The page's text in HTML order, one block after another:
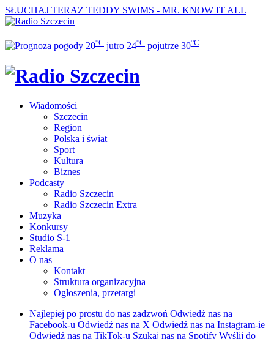
SŁUCHAJ TERAZ TEDDY SWIMS - MR. KNOW IT ALL
20°C jutro 24°C pojutrze 30°C
Wiadomości
Szczecin
Region
Polska i świat
Sport
Kultura
Biznes
Podcasty
Radio Szczecin
Radio Szczecin Extra
Muzyka
Konkursy
Studio S-1
Reklama
O nas
Kontakt
Struktura organizacyjna
Ogłoszenia, przetargi
Najlepiej po prostu do nas zadzwoń Odwiedź nas na
Facebook-u Odwiedź nas na X Odwiedź nas na Instagram-ie
Odwiedź nas na TikTok-u Szukaj nas na Spotify Wyślij do